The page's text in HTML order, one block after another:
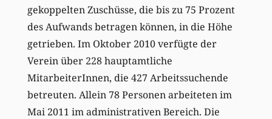
gekoppelten Zuschüsse, die bis zu 75 Prozent
des Aufwands betragen können, in die Höhe
getrieben. Im Oktober 2010 verfügte der
Verein über 228 hauptamtliche
MitarbeiterInnen, die 427 Arbeitssuchende
betreuten. Allein 78 Personen arbeiteten im
Mai 2011 im administrativen Bereich. Die